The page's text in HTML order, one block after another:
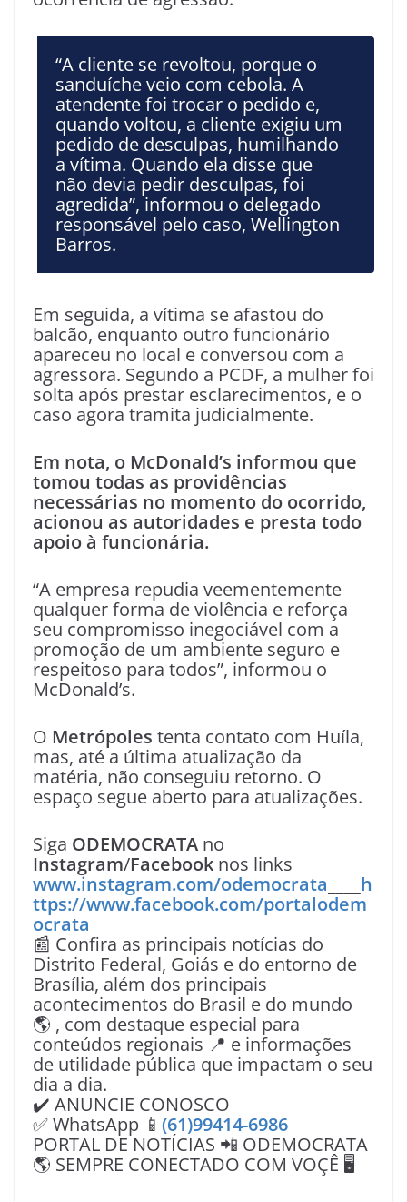
“A cliente se revoltou, porque o
sanduíche veio com cebola. A
atendente foi trocar o pedido e,
quando voltou, a cliente exigiu um
pedido de desculpas, humilhando
a vítima. Quando ela disse que
não devia pedir desculpas, foi
agredida”, informou o delegado
responsável pelo caso, Wellington
Barros.
Em seguida, a vítima se afastou do
balcão, enquanto outro funcionário
apareceu no local e conversou com a
agressora. Segundo a PCDF, a mulher foi
solta após prestar esclarecimentos, e o
caso agora tramita judicialmente.
Em nota, o McDonald’s informou que
tomou todas as providências
necessárias no momento do ocorrido,
acionou as autoridades e presta todo
apoio à funcionária.
“A empresa repudia veementemente
qualquer forma de violência e reforça
seu compromisso inegociável com a
promoção de um ambiente seguro e
respeitoso para todos”, informou o
McDonald’s.
O Metrópoles tenta contato com Huíla,
mas, até a última atualização da
matéria, não conseguiu retorno. O
espaço segue aberto para atualizações.
Siga ODEMOCRATA no
Instagram/Facebook nos links
www.instagram.com/odemocrata
h
ttps://www.facebook.com/portalodem
ocrata
📰 Confira as principais notícias do
Distrito Federal, Goiás e do entorno de
Brasília, além dos principais
acontecimentos do Brasil e do mundo
🌎 , com destaque especial para
conteúdos regionais 📍 e informações
de utilidade pública que impactam o seu
dia a dia.
✔️ ANUNCIE CONOSCO
✅ WhatsApp 📱 (61)99414-6986
PORTAL DE NOTÍCIAS 📲 ODEMOCRATA
🌎 SEMPRE CONECTADO COM VOÇÊ 🖥️